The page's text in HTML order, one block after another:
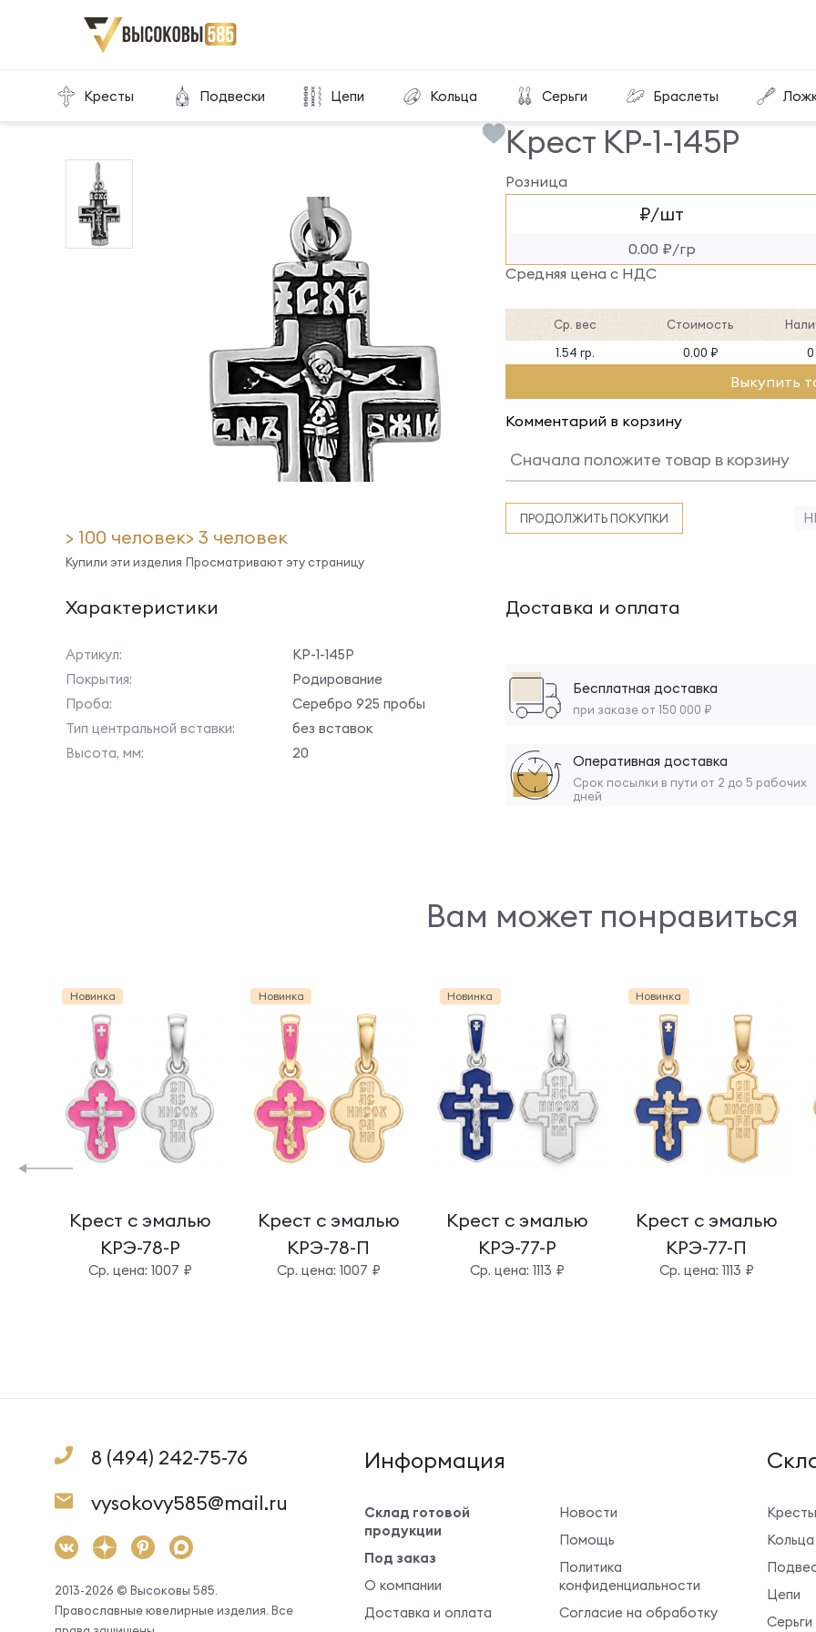
Кресты Подвески Цепи Кольца Серьги Браслеты
Главная Склад готовой продукции Крест КР-1-145Р
> 100 человек
Купили эти изделия
> 3 человек
Просматривают эту страницу
Крест КР-1-145Р
Розница
₽/шт
0.00 ₽/гр
Средняя цена с НДС
Ср. вес Стоимость
1.54 гр.
0.00 ₽ 0
Выкупить
Комментарий в корзину
ПРОДОЛЖИТЬ ПОКУПКИ
Характеристики
Артикул:
КР-1-145Р
Покрытия:
Родирование
Проба:
Серебро 925 пробы
Тип центральной вставки:
без вставок
Высота, мм:
20
Доставка и оплата
Бесплатная доставка
при заказе от 150 000 ₽
Оперативная доставка
Срок посылки в пути от 2 до 5 рабочих
дней
Вам может понравиться
Новинка
Крест с эмалью
КРЭ-78-Р
Cр. цена: 1007 ₽
Новинка
Крест с эмалью
КРЭ-78-П
Cр. цена: 1007 ₽
Новинка
Крест с эмалью
КРЭ-77-Р
Cр. цена: 1113 ₽
Новинка
Крест с эмалью
КРЭ-77-П
Cр. цена: 1113 ₽
8 (494) 242-75-76
vysokovy585@mail.ru
2013-2026 © Высоковы 585.
Православные ювелирные изделия. Все
Информация
Склад готовой
продукции
Под заказ
О компании
Доставка и оплата
Новости
Помощь
Политика
конфиденциальности
Согласие на обработку
Кресты
Кольца
Цепи
Серьги